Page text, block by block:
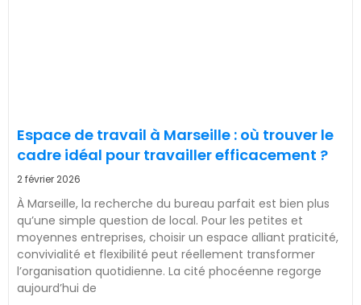
Espace de travail à Marseille : où trouver le
cadre idéal pour travailler efficacement ?
2 février 2026
À Marseille, la recherche du bureau parfait est bien plus
qu’une simple question de local. Pour les petites et
moyennes entreprises, choisir un espace alliant praticité,
convivialité et flexibilité peut réellement transformer
l’organisation quotidienne. La cité phocéenne regorge
aujourd’hui de